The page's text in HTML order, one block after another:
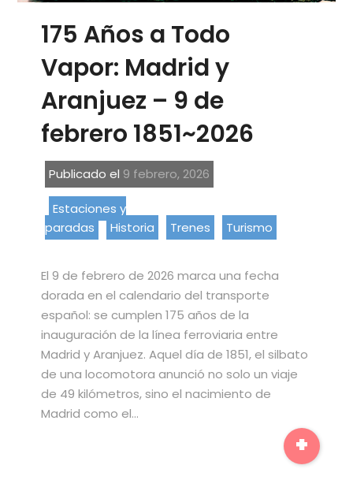
175 Años a Todo
Vapor: Madrid y
Aranjuez – 9 de
febrero 1851~2026
Publicado el 9 febrero, 2026
Estaciones y
paradas
Historia Trenes Turismo
El 9 de febrero de 2026 marca una fecha
dorada en el calendario del transporte
español: se cumplen 175 años de la
inauguración de la línea ferroviaria entre
Madrid y Aranjuez. Aquel día de 1851, el silbato
de una locomotora anunció no solo un viaje
de 49 kilómetros, sino el nacimiento de
Madrid como el…
+